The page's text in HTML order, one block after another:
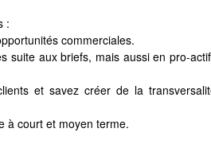
:
commerciales.
suite aux briefs, mais aussi en pro-
et savez créer de la
à court et moyen terme.